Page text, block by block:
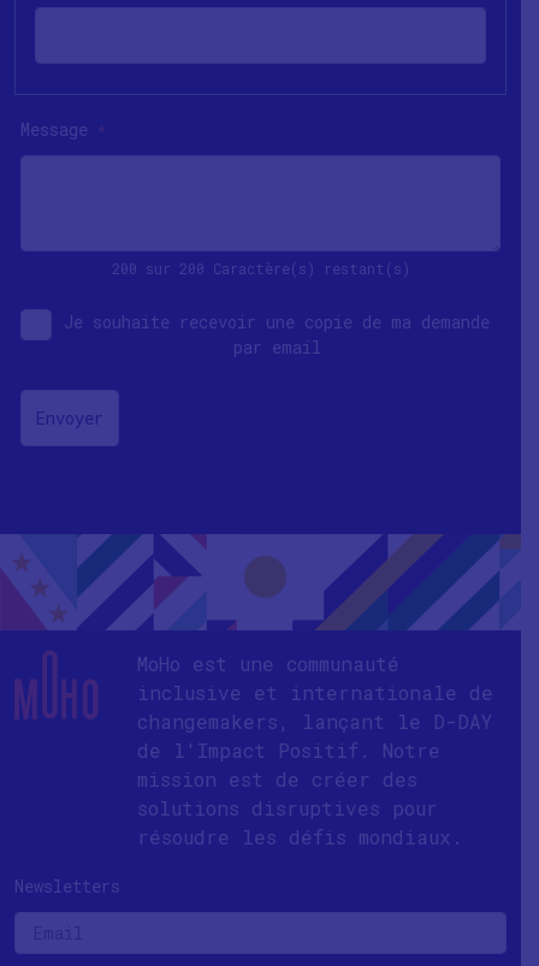
Message *
200 sur 200 Caractère(s) restant(s)
Je souhaite recevoir une copie de ma demande
par email
MoHo est une communauté
inclusive et internationale de
changemakers, lançant le D-DAY
de l'Impact Positif. Notre
mission est de créer des
solutions disruptives pour
résoudre les défis mondiaux.
Newsletters